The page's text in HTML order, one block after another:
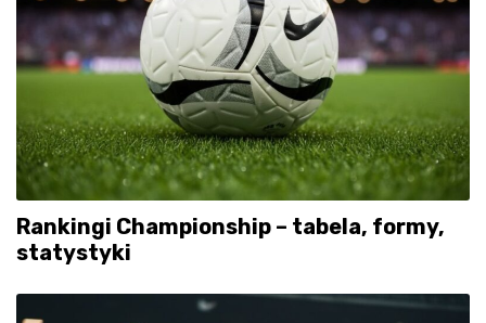
Rankingi Championship – tabela, formy,
statystyki